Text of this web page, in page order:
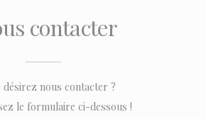
contacter
désirez nous contacter ?
le formulaire ci-dessous !